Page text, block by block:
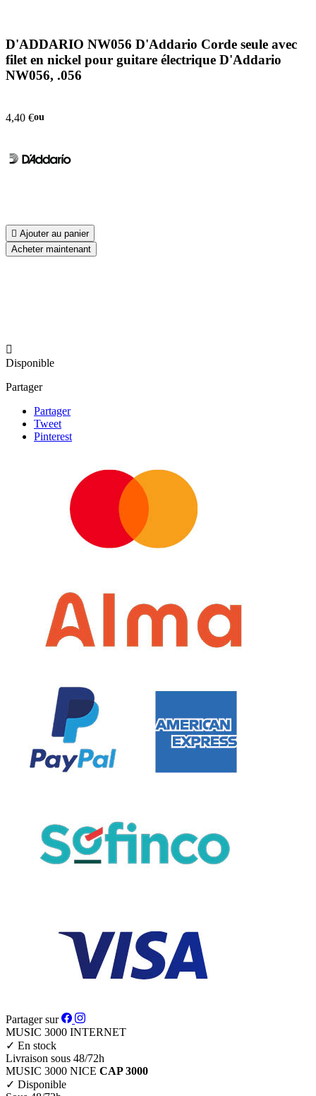
D'ADDARIO NW056 D'Addario Corde seule avec
filet en nickel pour guitare électrique D'Addario
NW056, .056
4,40 €ou
 Ajouter au panier
Acheter maintenant

Disponible
Partager
Partager
Tweet
Pinterest
Partager sur
MUSIC 3000 INTERNET
✓ En stock
Livraison sous 48/72h
MUSIC 3000 NICE CAP 3000
✓ Disponible